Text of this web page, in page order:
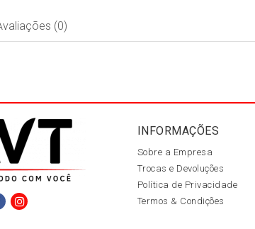
(0)
INFORMAÇÕES
Sobre a Empresa
Trocas e Devoluções
Política de Privacidade
Termos & Condições